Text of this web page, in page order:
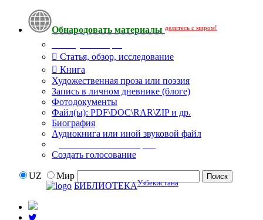
Обнародовать материалы делитесь с миром!
Статья, обзор, исследование
Книга
Художественная проза или поэзия
Запись в личном дневнике (блоге)
Фотодокументы
Файл(ы): PDF\DOC\RAR\ZIP и др.
Биография
Аудиокнига или иной звуковой файл
Создать голосование
UZ
Мир
БИБЛИОТЕКАУзбекистана